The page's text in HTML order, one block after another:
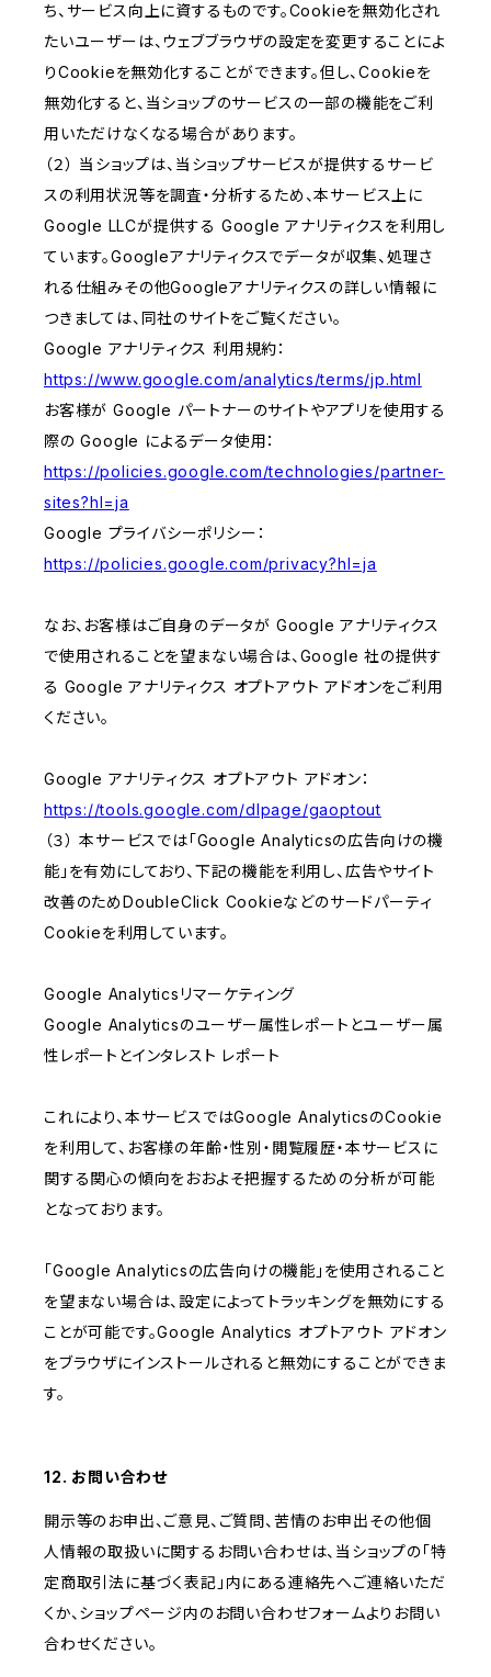
ち、サービス向上に資するものです。Cookieを無効化され
たいユーザーは、ウェブブラウザの設定を変更することによ
りCookieを無効化することができます。但し、Cookieを
無効化すると、当ショップのサービスの一部の機能をご利
用いただけなくなる場合があります。
（２） 当ショップは、当ショップサービスが提供するサービ
スの利用状況等を調査・分析するため、本サービス上に
Google LLCが提供する Google アナリティクスを利用し
ています。Googleアナリティクスでデータが収集、処理さ
れる仕組みその他Googleアナリティクスの詳しい情報に
つきましては、同社のサイトをご覧ください。
Google アナリティクス 利用規約：
https://www.google.com/analytics/terms/jp.html
お客様が Google パートナーのサイトやアプリを使用する
際の Google によるデータ使用：
https://policies.google.com/technologies/partner-
sites?hl=ja
Google プライバシーポリシー：
https://policies.google.com/privacy?hl=ja
なお、お客様はご自身のデータが Google アナリティクス
で使用されることを望まない場合は、Google 社の提供す
る Google アナリティクス オプトアウト アドオンをご利用
ください。
Google アナリティクス オプトアウト アドオン：
https://tools.google.com/dlpage/gaoptout
（３） 本サービスでは「Google Analyticsの広告向けの機
能」を有効にしており、下記の機能を利用し、広告やサイト
改善のためDoubleClick Cookieなどのサードパーティ
Cookieを利用しています。
Google Analyticsリマーケティング
Google Analyticsのユーザー属性レポートとユーザー属
性レポートとインタレスト レポート
これにより、本サービスではGoogle AnalyticsのCookie
を利用して、お客様の年齢・性別・閲覧履歴・本サービスに
関する関心の傾向をおおよそ把握するための分析が可能
となっております。
「Google Analyticsの広告向けの機能」を使用されること
を望まない場合は、設定によってトラッキングを無効にする
ことが可能です。Google Analytics オプトアウト アドオン
をブラウザにインストールされると無効にすることができま
す。
12. お問い合わせ
開示等のお申出、ご意見、ご質問、苦情のお申出その他個
人情報の取扱いに関するお問い合わせは、当ショップの「特
定商取引法に基づく表記」内にある連絡先へご連絡いただ
くか、ショップページ内のお問い合わせフォームよりお問い
合わせください。